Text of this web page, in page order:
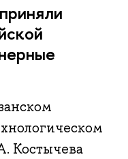
Костычева